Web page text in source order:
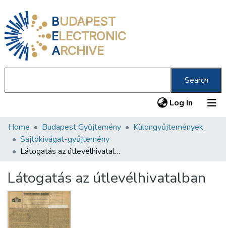
BUDAPEST
ELECTRONIC
ARCHIVE
Search
Log In (current)
Communities & Collections
All of DSpace
About us
Home Budapest Gyűjtemény
Különgyűjtemények
Sajtókivágat-gyűjtemény
Látogatás az útlevélhivatalban
Látogatás az útlevélhivatalban